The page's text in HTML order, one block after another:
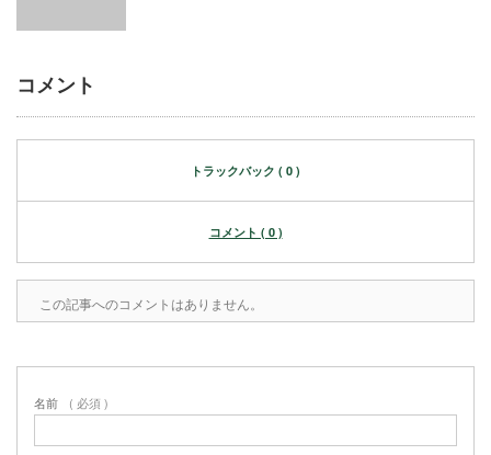
コメント
トラックバック ( 0 )
コメント ( 0 )
この記事へのコメントはありません。
名前 ( 必須 )